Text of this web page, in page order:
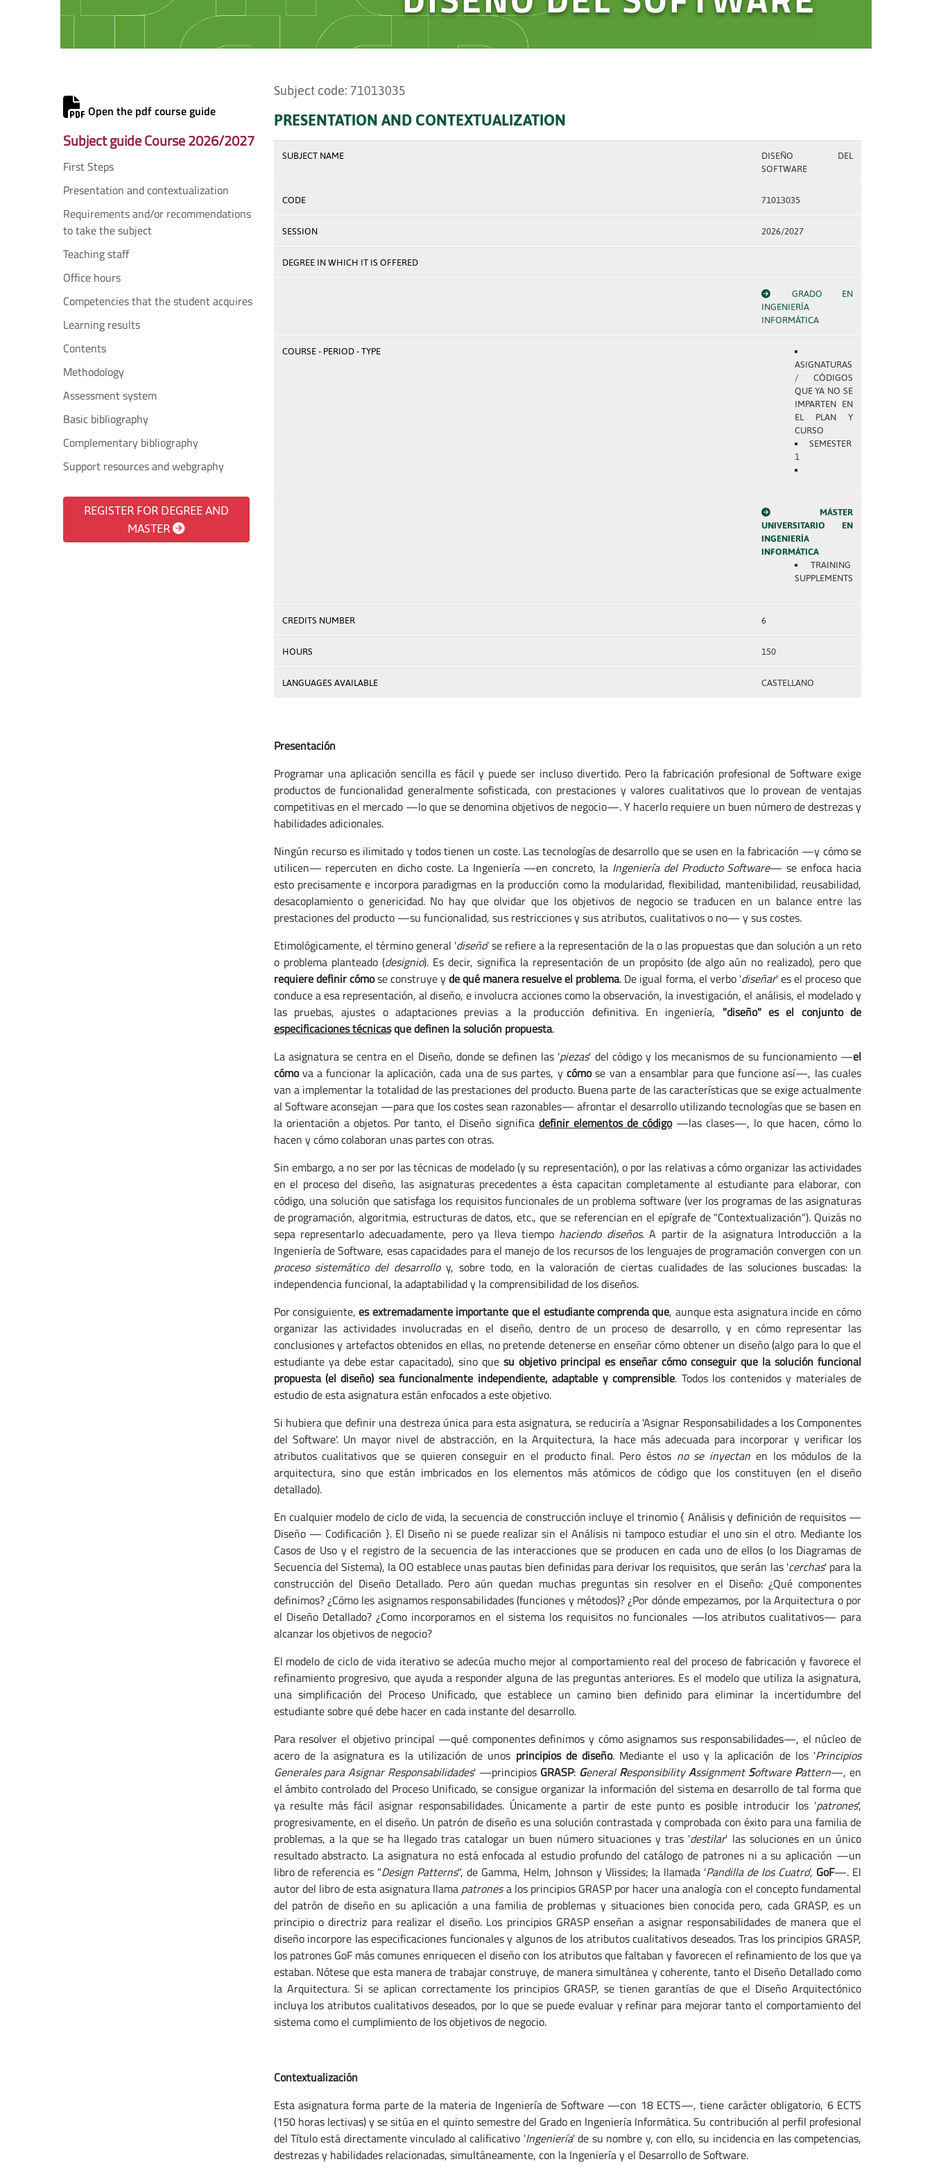
Open the pdf course guide
Subject guide Course 2026/2027
First Steps
Presentation and contextualization
Requirements and/or recommendations
to take the subject
Teaching staff
Office hours
Competencies that the student acquires
Learning results
Contents
Methodology
Assessment system
Basic bibliography
Complementary bibliography
Support resources and webgraphy
REGISTER FOR DEGREE AND
MASTER
Subject code: 71013035
PRESENTATION AND CONTEXTUALIZATION
SUBJECT NAME
DISEÑO DEL
SOFTWARE
CODE 71013035
SESSION 2026/2027
DEGREE IN WHICH IT IS OFFERED
GRADO EN
INGENIERÍA
INFORMÁTICA
COURSE - PERIOD - TYPE
ASIGNATURAS
/ CÓDIGOS
QUE YA NO SE
IMPARTEN EN
EL PLAN Y
CURSO
SEMESTER
1
MÁSTER
UNIVERSITARIO EN
INGENIERÍA
INFORMÁTICA
TRAINING
SUPPLEMENTS
CREDITS NUMBER 6
HOURS 150
LANGUAGES AVAILABLE CASTELLANO
Presentación
Programar una aplicación sencilla es fácil y puede ser incluso divertido. Pero la fabricación profesional de Software exige
productos de funcionalidad generalmente sofisticada, con prestaciones y valores cualitativos que lo provean de ventajas
competitivas en el mercado —lo que se denomina objetivos de negocio—. Y hacerlo requiere un buen número de destrezas y
habilidades adicionales.
Ningún recurso es ilimitado y todos tienen un coste. Las tecnologías de desarrollo que se usen en la fabricación —y cómo se
utilicen— repercuten en dicho coste. La Ingeniería —en concreto, la Ingeniería del Producto Software— se enfoca hacia
esto precisamente e incorpora paradigmas en la producción como la modularidad, flexibilidad, mantenibilidad, reusabilidad,
desacoplamiento o genericidad. No hay que olvidar que los objetivos de negocio se traducen en un balance entre las
prestaciones del producto —su funcionalidad, sus restricciones y sus atributos, cualitativos o no— y sus costes.
Etimológicamente, el término general 'diseño' se refiere a la representación de la o las propuestas que dan solución a un reto
o problema planteado (designio). Es decir, significa la representación de un propósito (de algo aún no realizado), pero que
requiere definir cómose construye yde qué manera resuelve el problema. De igual forma, el verbo 'diseñar' es el proceso que
conduce a esa representación, al diseño, e involucra acciones como la observación, la investigación, el análisis, el modelado y
las pruebas, ajustes o adaptaciones previas a la producción definitiva. En ingeniería, "diseño" es el conjunto de
especificaciones técnicasque definen la solución propuesta.
La asignatura se centra en el Diseño, donde se definen las 'piezas' del código y los mecanismos de su funcionamiento —el
cómova a funcionar la aplicación, cada una de sus partes, ycómose van a ensamblar para que funcione así—, las cuales
van a implementar la totalidad de las prestaciones del producto. Buena parte de las características que se exige actualmente
al Software aconsejan —para que los costes sean razonables— afrontar el desarrollo utilizando tecnologías que se basen en
la orientación a objetos. Por tanto, el Diseño significa definir elementos de código—las clases—, lo que hacen, cómo lo
hacen y cómo colaboran unas partes con otras.
Sin embargo, a no ser por las técnicas de modelado (y su representación), o por las relativas a cómo organizar las actividades
en el proceso del diseño, las asignaturas precedentes a ésta capacitan completamente al estudiante para elaborar, con
código, una solución que satisfaga los requisitos funcionales de un problema software (ver los programas de las asignaturas
de programación, algoritmia, estructuras de datos, etc., que se referencian en el epígrafe de "Contextualización"). Quizás no
sepa representarlo adecuadamente, pero ya lleva tiempo haciendo diseños. A partir de la asignatura Introducción a la
Ingeniería de Software, esas capacidades para el manejo de los recursos de los lenguajes de programación convergen con un
proceso sistemático del desarrolloy, sobre todo, en la valoración de ciertas cualidades de las soluciones buscadas: la
independencia funcional, la adaptabilidad y la comprensibilidad de los diseños.
Por consiguiente,es extremadamente importante que el estudiante comprenda que, aunque esta asignatura incide en cómo
organizar las actividades involucradas en el diseño, dentro de un proceso de desarrollo, y en cómo representar las
conclusiones y artefactos obtenidos en ellas, no pretende detenerse en enseñar cómo obtener un diseño (algo para lo que el
estudiante ya debe estar capacitado), sino que su objetivo principal es enseñar cómo conseguir que la solución funcional
propuesta (el diseño) sea funcionalmente independiente, adaptable y comprensible. Todos los contenidos y materiales de
estudio de esta asignatura están enfocados a este objetivo.
Si hubiera que definir una destreza única para esta asignatura, se reduciría a 'Asignar Responsabilidades a los Componentes
del Software'. Un mayor nivel de abstracción, en la Arquitectura, la hace más adecuada para incorporar y verificar los
atributos cualitativos que se quieren conseguir en el producto final. Pero éstos no se inyectan en los módulos de la
arquitectura, sino que están imbricados en los elementos más atómicos de código que los constituyen (en el diseño
detallado).
En cualquier modelo de ciclo de vida, la secuencia de construcción incluye el trinomio { Análisis y definición de requisitos —
Diseño — Codificación }. El Diseño ni se puede realizar sin el Análisis ni tampoco estudiar el uno sin el otro. Mediante los
Casos de Uso y el registro de la secuencia de las interacciones que se producen en cada uno de ellos (o los Diagramas de
Secuencia del Sistema), la OO establece unas pautas bien definidas para derivar los requisitos, que serán las 'cerchas' para la
construcción del Diseño Detallado. Pero aún quedan muchas preguntas sin resolver en el Diseño: ¿Qué componentes
definimos? ¿Cómo les asignamos responsabilidades (funciones y métodos)? ¿Por dónde empezamos, por la Arquitectura o por
el Diseño Detallado? ¿Como incorporamos en el sistema los requisitos no funcionales —los atributos cualitativos— para
alcanzar los objetivos de negocio?
El modelo de ciclo de vida iterativo se adecúa mucho mejor al comportamiento real del proceso de fabricación y favorece el
refinamiento progresivo, que ayuda a responder alguna de las preguntas anteriores. Es el modelo que utiliza la asignatura,
una simplificación del Proceso Unificado, que establece un camino bien definido para eliminar la incertidumbre del
estudiante sobre qué debe hacer en cada instante del desarrollo.
Para resolver el objetivo principal —qué componentes definimos y cómo asignamos sus responsabilidades—, el núcleo de
acero de la asignatura es la utilización de unos principios de diseño. Mediante el uso y la aplicación de los 'Principios
Generales para Asignar Responsabilidades' —principios GRASP: GeneralResponsibilityAssignmentSoftware Pattern—, en
el ámbito controlado del Proceso Unificado, se consigue organizar la información del sistema en desarrollo de tal forma que
ya resulte más fácil asignar responsabilidades. Únicamente a partir de este punto es posible introducir los 'patrones',
progresivamente, en el diseño. Un patrón de diseño es una solución contrastada y comprobada con éxito para una familia de
problemas, a la que se ha llegado tras catalogar un buen número situaciones y tras 'destilar' las soluciones en un único
resultado abstracto. La asignatura no está enfocada al estudio profundo del catálogo de patrones ni a su aplicación —un
libro de referencia es "Design Patterns", de Gamma, Helm, Johnson y Vlissides; la llamada 'Pandilla de los Cuatro', GoF—. El
autor del libro de esta asignatura llama patronesa los principios GRASP por hacer una analogía con el concepto fundamental
del patrón de diseño en su aplicación a una familia de problemas y situaciones bien conocida pero, cada GRASP, es un
principio o directriz para realizar el diseño. Los principios GRASP enseñan a asignar responsabilidades de manera que el
diseño incorpore las especificaciones funcionales y algunos de los atributos cualitativos deseados. Tras los principios GRASP,
los patrones GoF más comunes enriquecen el diseño con los atributos que faltaban y favorecen el refinamiento de los que ya
estaban. Nótese que esta manera de trabajar construye, de manera simultánea y coherente, tanto el Diseño Detallado como
la Arquitectura. Si se aplican correctamente los principios GRASP, se tienen garantías de que el Diseño Arquitectónico
incluya los atributos cualitativos deseados, por lo que se puede evaluar y refinar para mejorar tanto el comportamiento del
sistema como el cumplimiento de los objetivos de negocio.
Contextualización
Esta asignatura forma parte de la materia de Ingeniería de Software —con 18 ECTS—, tiene carácter obligatorio, 6 ECTS
(150 horas lectivas) y se sitúa en el quinto semestre del Grado en Ingeniería Informática. Su contribución al perfil profesional
del Título está directamente vinculado al calificativo 'Ingeniería' de su nombre y, con ello, su incidencia en las competencias,
destrezas y habilidades relacionadas, simultáneamente, con la Ingeniería y el Desarrollo de Software.